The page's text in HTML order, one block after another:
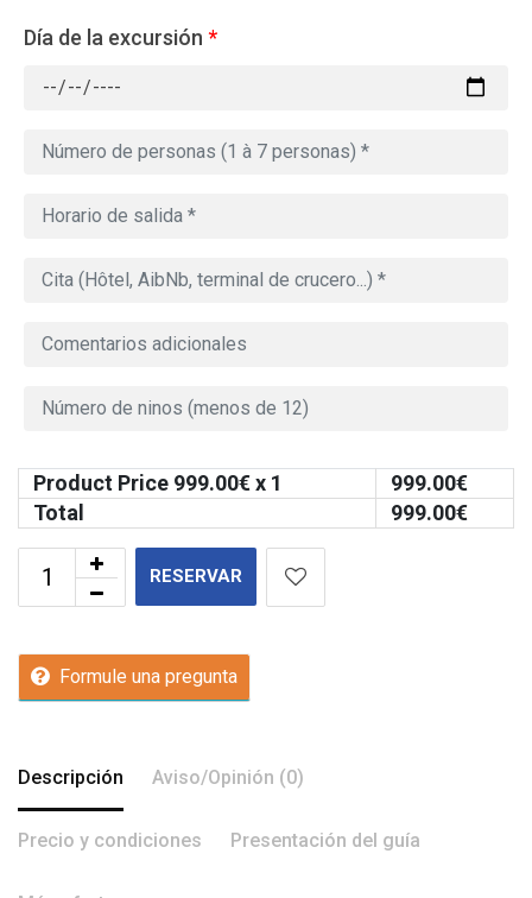
Día de la excursión *
Product Price 999.00€ x 1 999.00€
Total
999.00€
RESERVAR
Formule una pregunta
Descripción Aviso/Opinión (0)
Precio y condiciones Presentación del guía